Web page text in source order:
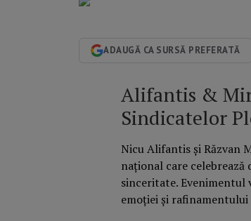
ADAUGĂ CA SURSĂ PREFERATĂ
Alifantis &
Sindicatelor
Nicu Alifantis și Răzvan
național care celebrează
sinceritate. Evenimentul
emoției și rafinamentului